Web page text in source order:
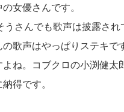
女優さんです。
うさんでも歌声は披露され
歌声はやっぱりステキで
ね。コブクロの小渕健太
得です。